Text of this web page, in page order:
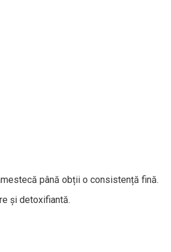
până obții o consistență fină.
și detoxifiantă.